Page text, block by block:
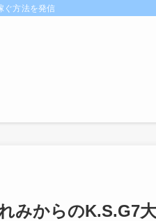
ぐ方法を発信
みからのK.S.G7